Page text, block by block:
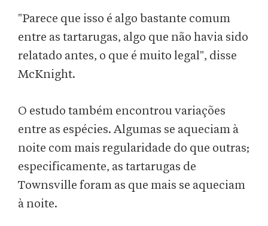
"Parece que isso é algo bastante comum
entre as tartarugas, algo que não havia sido
relatado antes, o que é muito legal", disse
McKnight.
O estudo também encontrou variações
entre as espécies. Algumas se aqueciam à
noite com mais regularidade do que outras;
especificamente, as tartarugas de
Townsville foram as que mais se aqueciam
à noite.